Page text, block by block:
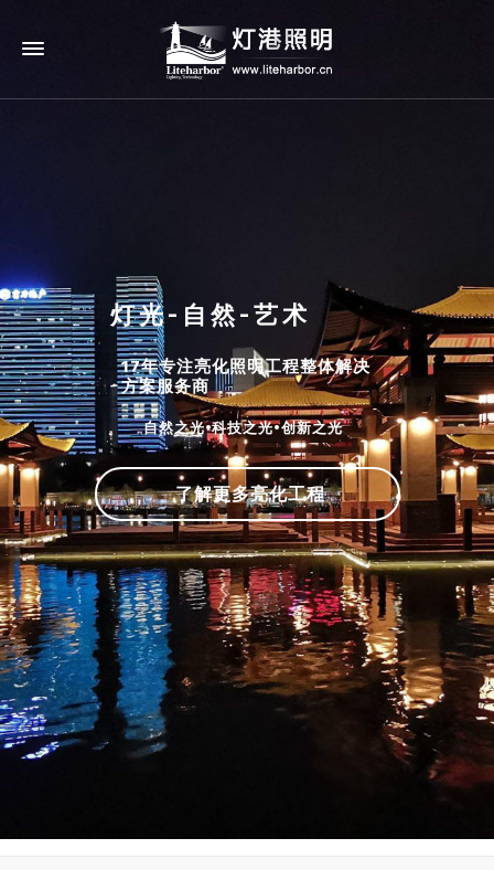
灯光-自然-艺术
17年专注亮化照明工程整体解决
方案服务商
自然之光•科技之光•创新之光
了解更多亮化工程